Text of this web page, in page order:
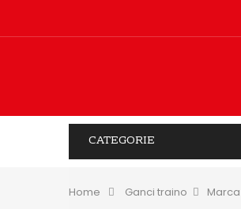
CATEGORIE
Home &gt;Ganci traino > Marca